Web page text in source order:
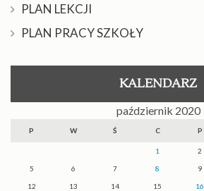
PLAN LEKCJI
PLAN PRACY SZKOŁY
KALENDARZ
październik 2020
P W Ś C P
1 2
5 6 7 8 9
12 13 14 15 16